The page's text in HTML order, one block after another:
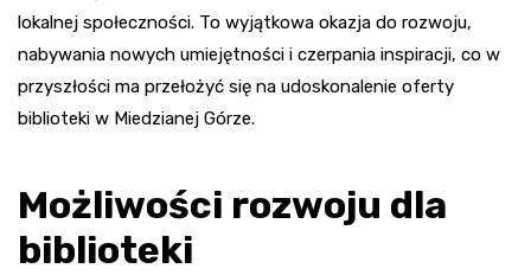
lokalnej społeczności. To wyjątkowa okazja do rozwoju,
nabywania nowych umiejętności i czerpania inspiracji, co w
przyszłości ma przełożyć się na udoskonalenie oferty
biblioteki w Miedzianej Górze.
Możliwości rozwoju dla
biblioteki